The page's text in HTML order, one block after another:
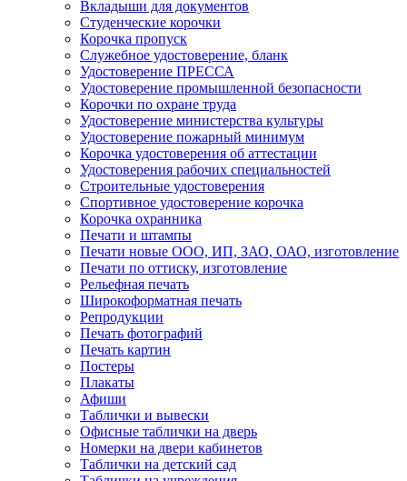
Вкладыши для документов
Студенческие корочки
Корочка пропуск
Служебное удостоверение, бланк
Удостоверение ПРЕССА
Удостоверение промышленной безопасности
Корочки по охране труда
Удостоверение министерства культуры
Удостоверение пожарный минимум
Корочка удостоверения об аттестации
Удостоверения рабочих специальностей
Строительные удостоверения
Спортивное удостоверение корочка
Корочка охранника
Печати и штампы
Печати новые ООО, ИП, ЗАО, ОАО, изготовление
Печати по оттиску, изготовление
Рельефная печать
Широкоформатная печать
Репродукции
Печать фотографий
Печать картин
Постеры
Плакаты
Афиши
Таблички и вывески
Офисные таблички на дверь
Номерки на двери кабинетов
Таблички на детский сад